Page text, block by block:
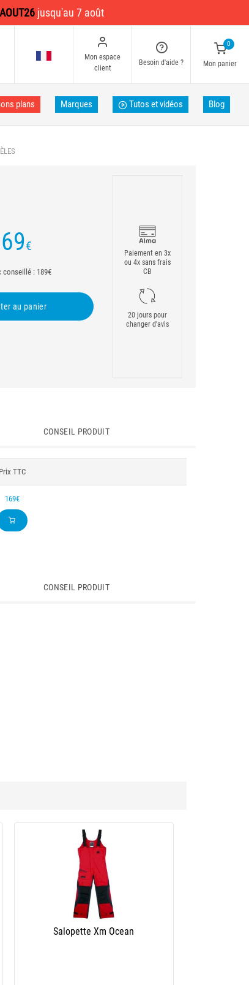
AOUT26 jusqu'au 7 août
Mon espace
client
Besoin d'aide ?
0
Mon panier
plans Marques Tutos et vidéos Blog
€
conseillé : 189€
au panier
Paiement en 3x
ou 4x sans frais
CB
20 jours pour
changer d'avis
CONSEIL PRODUIT
Prix TTC
169€
CONSEIL PRODUIT
Salopette Xm Ocean